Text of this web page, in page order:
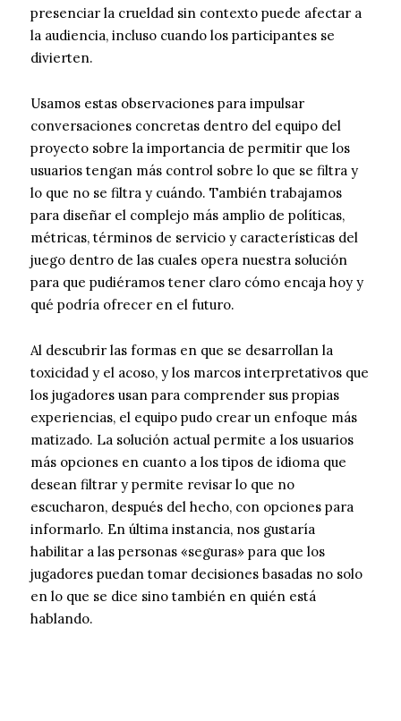
presenciar la crueldad sin contexto puede afectar a
la audiencia, incluso cuando los participantes se
divierten.
Usamos estas observaciones para impulsar
conversaciones concretas dentro del equipo del
proyecto sobre la importancia de permitir que los
usuarios tengan más control sobre lo que se filtra y
lo que no se filtra y cuándo. También trabajamos
para diseñar el complejo más amplio de políticas,
métricas, términos de servicio y características del
juego dentro de las cuales opera nuestra solución
para que pudiéramos tener claro cómo encaja hoy y
qué podría ofrecer en el futuro.
Al descubrir las formas en que se desarrollan la
toxicidad y el acoso, y los marcos interpretativos que
los jugadores usan para comprender sus propias
experiencias, el equipo pudo crear un enfoque más
matizado. La solución actual permite a los usuarios
más opciones en cuanto a los tipos de idioma que
desean filtrar y permite revisar lo que no
escucharon, después del hecho, con opciones para
informarlo. En última instancia, nos gustaría
habilitar a las personas «seguras» para que los
jugadores puedan tomar decisiones basadas no solo
en lo que se dice sino también en quién está
hablando.